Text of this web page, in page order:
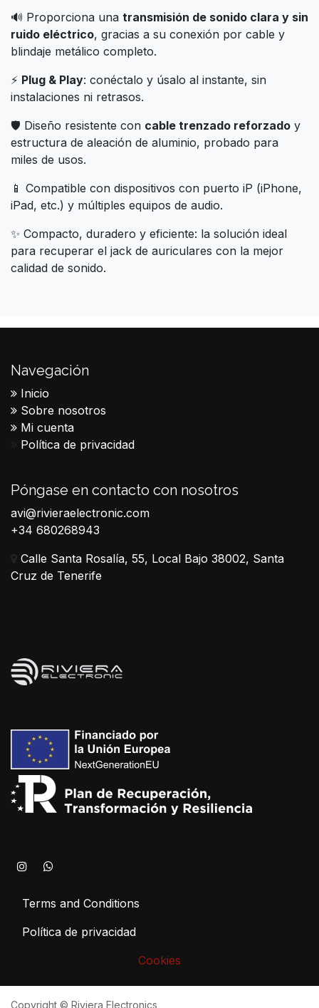
🔊 Proporciona una transmisión de sonido clara y sin
ruido eléctrico, gracias a su conexión por cable y
blindaje metálico completo.
⚡ Plug & Play: conéctalo y úsalo al instante, sin
instalaciones ni retrasos.
🛡️ Diseño resistente con cable trenzado reforzado y
estructura de aleación de aluminio, probado para
miles de usos.
📱 Compatible con dispositivos con puerto iP (iPhone,
iPad, etc.) y múltiples equipos de audio.
✨ Compacto, duradero y eficiente: la solución ideal
para recuperar el jack de auriculares con la mejor
calidad de sonido.
Navegación
Inicio
Sobre nosotros
Mi cuenta
Política de privacidad
Póngase en contacto con nosotros
avi@rivieraelectronic.com
+34 680268943
Calle Santa Rosalía, 55, Local Bajo 38002, Santa
Cruz de Tenerife
Terms and Conditions
Política de privacidad
Cookies
Copyright © Riviera Electronics